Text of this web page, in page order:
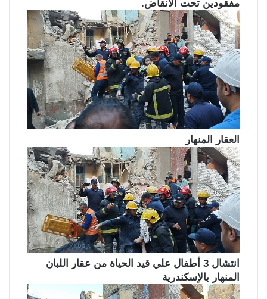
مفقودين تحت الأنقاض.
العقار المنهار
انتشال 3 أطفال علي قيد الحياة من عقار اللبان
المنهار بالإسكندرية